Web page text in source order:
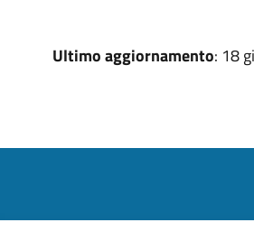
Ultimo aggiornamento: 18